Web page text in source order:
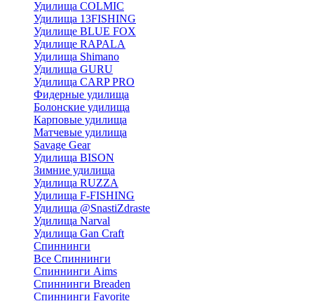
Удилища COLMIC
Удилища 13FISHING
Удилище BLUE FOX
Удилище RAPALA
Удилища Shimano
Удилища GURU
Удилища CARP PRO
Фидерные удилища
Болонские удилища
Карповые удилища
Матчевые удилища
Savage Gear
Удилища BISON
Зимние удилища
Удилища RUZZA
Удилища F-FISHING
Удилища @SnastiZdraste
Удилища Narval
Удилища Gan Craft
Спиннинги
Все Спиннинги
Спиннинги Aims
Спиннинги Breaden
Спиннинги Favorite